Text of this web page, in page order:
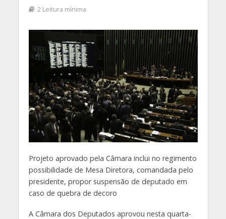
2 Leitura mínima
Projeto aprovado pela Câmara inclui no regimento
possibilidade de Mesa Diretora, comandada pelo
presidente, propor suspensão de deputado em
caso de quebra de decoro
A Câmara dos Deputados aprovou nesta quarta-